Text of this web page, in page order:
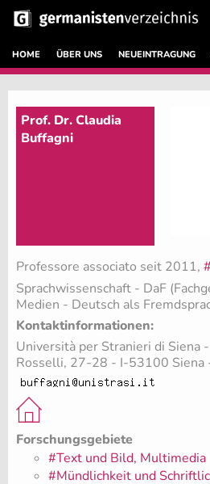
HOME ÜBER UNS NEUEINTRAGUNG
Prof. Dr. Claudia
Buffagni
Professore associato seit 2011,
Sprachwissenschaft - DaF
Medien - Deutsch als
Kontaktinformationen:
Università per Stranieri di Siena
Rosselli, 27-28 - I-53100 Siena
Forschungsgebiete
#Text und Bild, Multimedia
#Mündlichkeit und